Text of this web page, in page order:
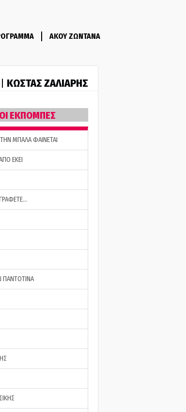
ΑΚΟΥ ΖΩΝΤΑΝΑ
ΚΩΣΤΑΣ ΖΑΛΙΑΡΗΣ
ΕΚΠΟΜΠΕΣ
ΜΠΑΛΑ ΦΑΙΝΕΤΑΙ
ΕΚΕΙ
ΠΑΝΤΟΤΙΝΑ